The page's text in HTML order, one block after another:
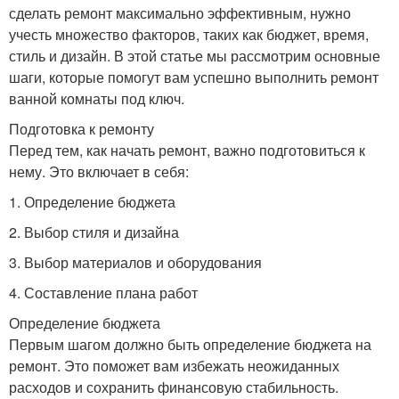
сделать ремонт максимально эффективным, нужно
учесть множество факторов, таких как бюджет, время,
стиль и дизайн. В этой статье мы рассмотрим основные
шаги, которые помогут вам успешно выполнить ремонт
ванной комнаты под ключ.
Подготовка к ремонту
Перед тем, как начать ремонт, важно подготовиться к
нему. Это включает в себя:
1. Определение бюджета
2. Выбор стиля и дизайна
3. Выбор материалов и оборудования
4. Составление плана работ
Определение бюджета
Первым шагом должно быть определение бюджета на
ремонт. Это поможет вам избежать неожиданных
расходов и сохранить финансовую стабильность.